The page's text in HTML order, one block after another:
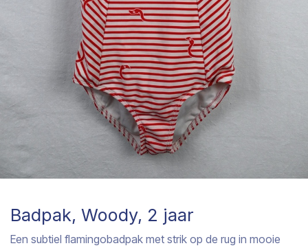
Badpak, Woody, 2 jaar
Een subtiel flamingobadpak met strik op de rug in mooie